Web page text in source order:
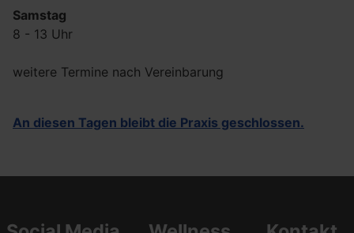
Samstag
8 - 13 Uhr
weitere Termine nach Vereinbarung
An diesen Tagen bleibt die Praxis geschlossen.